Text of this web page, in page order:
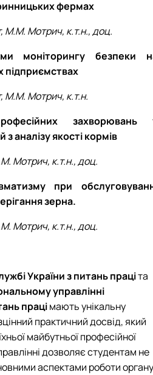
фермах
М.М. Мотрич, к.т.н., доц.
моніторингу безпеки
підприємствах
М.М. Мотрич, к.т.н.
захворювань
з аналізу якості кормів
Мотрич, к.т.н., доц.
при
зерна.
Мотрич, к.т.н., доц.
України з питань праціта
управлінні
працімають унікальну
практичний досвід, який
майбутньої професійної
дозволяє студентам не
аспектами роботи органу